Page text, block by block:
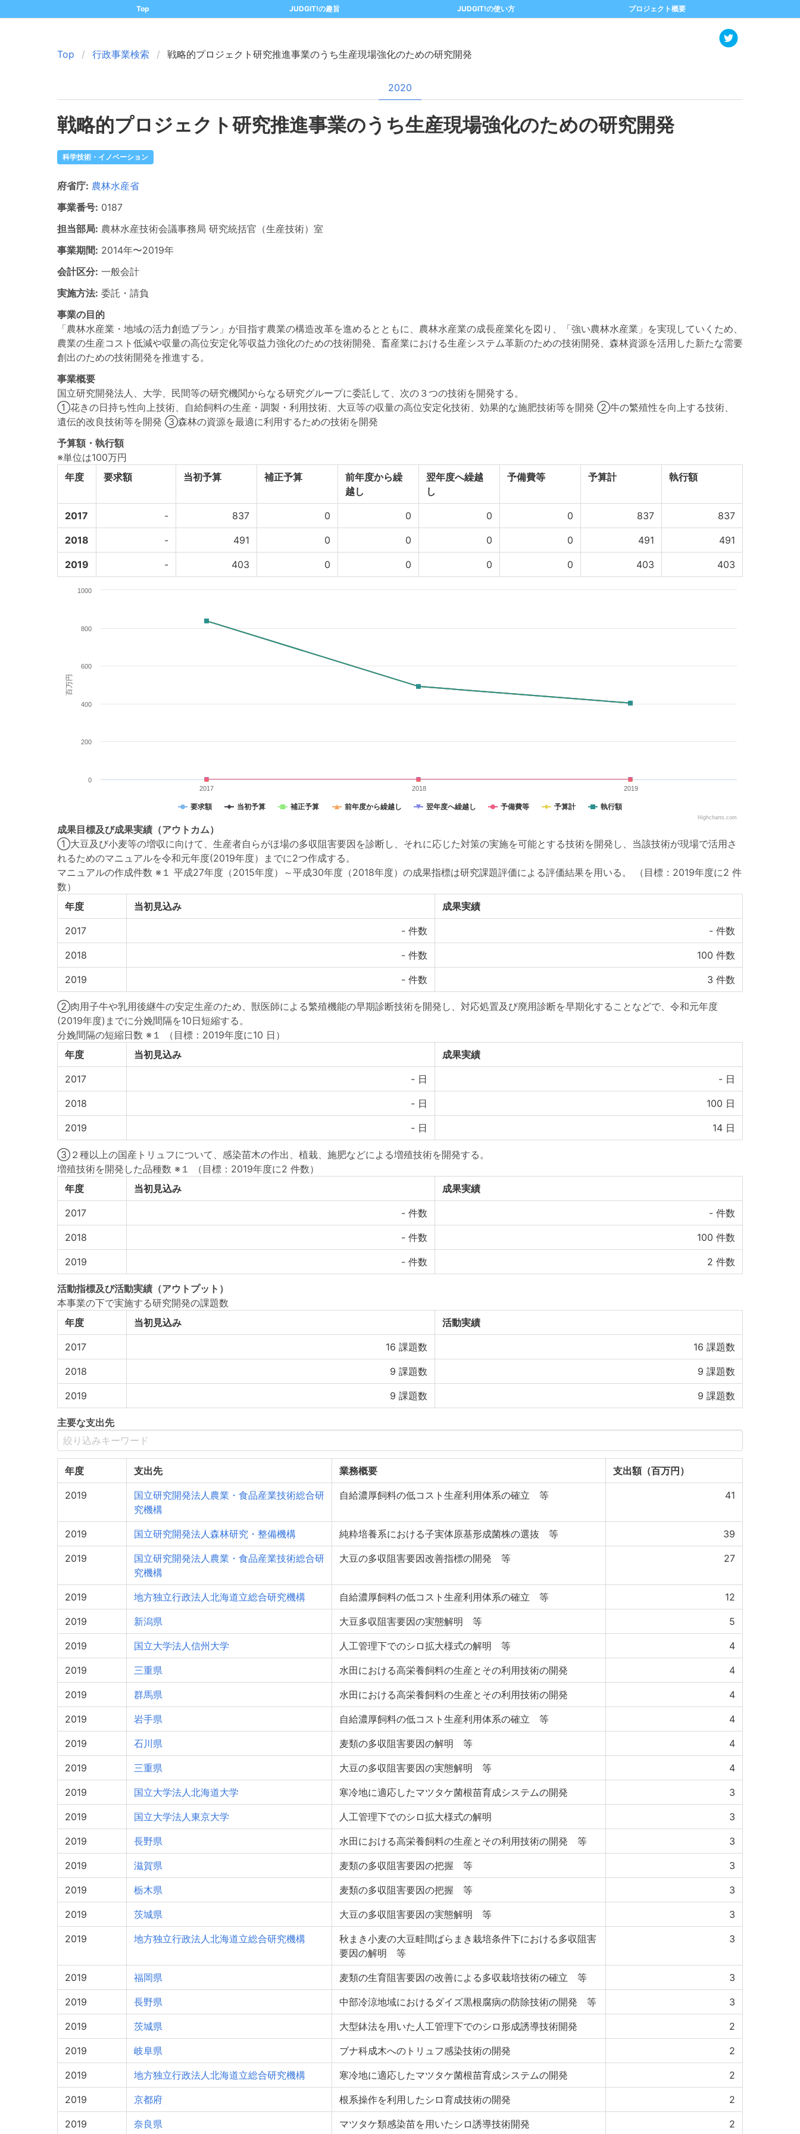
Top JUDGIT!の趣旨 JUDGIT!の使い方 プロジェクト概要
Top 行政事業検索 戦略的プロジェクト研究推進事業のうち生産現場強化のための研究開発
2020
戦略的プロジェクト研究推進事業のうち生産現場強化のための研究開発
科学技術・イノベーション
府省庁: 農林水産省
事業番号: 0187
担当部局: 農林水産技術会議事務局 研究統括官（生産技術）室
事業期間: 2014年〜2019年
会計区分: 一般会計
実施方法: 委託・請負
事業の目的
「農林水産業・地域の活力創造プラン」が目指す農業の構造改革を進めるとともに、農林水産業の成長産業化を図り、「強い農林水産業」を実現していくため、
農業の生産コスト低減や収量の高位安定化等収益力強化のための技術開発、畜産業における生産システム革新のための技術開発、森林資源を活用した新たな需要
創出のための技術開発を推進する。
事業概要
国立研究開発法人、大学、民間等の研究機関からなる研究グループに委託して、次の３つの技術を開発する。
①花きの日持ち性向上技術、自給飼料の生産・調製・利用技術、大豆等の収量の高位安定化技術、効果的な施肥技術等を開発 ②牛の繁殖性を向上する技術、
遺伝的改良技術等を開発 ③森林の資源を最適に利用するための技術を開発
予算額・執行額
※単位は100万円
年度
要求額 当初予算 補正予算
前年度から繰
越し
翌年度へ繰越
し
予備費等 予算計 執行額
2017 - 837 0 0 0 0 837 837
2018 - 491 0 0 0 0 491 491
2019 - 403 0 0 0 0 403 403
百万円
要求額 当初予算 補正予算 前年度から繰越し 翌年度へ繰越し 予備費等 予算計 執行額
2017 2018 2019
0
200
400
600
800
1000
Highcharts.com
成果目標及び成果実績 （アウトカム）
①大豆及び小麦等の増収に向けて、生産者自らがほ場の多収阻害要因を診断し、それに応じた対策の実施を可能とする技術を開発し、当該技術が現場で活用さ
れるためのマニュアルを令和元年度(2019年度）までに2つ作成する。
マニュアルの作成件数 ※１ 平成27年度（2015年度）～平成30年度（2018年度）の成果指標は研究課題評価による評価結果を用いる。
（目標：2019年度に2 件
数）
年度
当初見込み 成果実績
2017 - 件数 - 件数
2018 - 件数 100 件数
2019 - 件数 3 件数
②肉用子牛や乳用後継牛の安定生産のため、獣医師による繁殖機能の早期診断技術を開発し、対応処置及び廃用診断を早期化することなどで、令和元年度
(2019年度)までに分娩間隔を10日短縮する。
分娩間隔の短縮日数 ※１
（目標：2019年度に10 日）
年度
当初見込み 成果実績
2017 - 日 - 日
2018 - 日 100 日
2019 - 日 14 日
③２種以上の国産トリュフについて、感染苗木の作出、植栽、施肥などによる増殖技術を開発する。
増殖技術を開発した品種数 ※１
（目標：2019年度に2 件数）
年度
当初見込み 成果実績
2017 - 件数 - 件数
2018 - 件数 100 件数
2019 - 件数 2 件数
活動指標及び活動実績 （アウトプット）
本事業の下で実施する研究開発の課題数
年度
当初見込み 活動実績
2017 16 課題数 16 課題数
2018 9 課題数 9 課題数
2019 9 課題数 9 課題数
主要な支出先
年度 支出先 業務概要 支出額（百万円）
2019
国立研究開発法人農業・食品産業技術総合研
究機構
自給濃厚飼料の低コスト生産利用体系の確立 等 41
2019 国立研究開発法人森林研究・整備機構 純粋培養系における子実体原基形成菌株の選抜 等 39
2019
国立研究開発法人農業・食品産業技術総合研
究機構
大豆の多収阻害要因改善指標の開発 等 27
2019 地方独立行政法人北海道立総合研究機構 自給濃厚飼料の低コスト生産利用体系の確立 等 12
2019 新潟県 大豆多収阻害要因の実態解明 等 5
2019 国立大学法人信州大学 人工管理下でのシロ拡大様式の解明 等 4
2019 三重県 水田における高栄養飼料の生産とその利用技術の開発 4
2019 群馬県 水田における高栄養飼料の生産とその利用技術の開発 4
2019 岩手県 自給濃厚飼料の低コスト生産利用体系の確立 等 4
2019 石川県 麦類の多収阻害要因の解明 等 4
2019 三重県 大豆の多収阻害要因の実態解明 等 4
2019 国立大学法人北海道大学 寒冷地に適応したマツタケ菌根苗育成システムの開発 3
2019 国立大学法人東京大学 人工管理下でのシロ拡大様式の解明 3
2019 長野県 水田における高栄養飼料の生産とその利用技術の開発 等 3
2019 滋賀県 麦類の多収阻害要因の把握 等 3
2019 栃木県 麦類の多収阻害要因の把握 等 3
2019 茨城県 大豆の多収阻害要因の実態解明 等 3
2019 地方独立行政法人北海道立総合研究機構
秋まき小麦の大豆畦間ばらまき栽培条件下における多収阻害
要因の解明 等
3
2019 福岡県 麦類の生育阻害要因の改善による多収栽培技術の確立 等 3
2019 長野県 中部冷涼地域におけるダイズ黒根腐病の防除技術の開発 等 3
2019 茨城県 大型鉢法を用いた人工管理下でのシロ形成誘導技術開発 2
2019 岐阜県 ブナ科成木へのトリュフ感染技術の開発 2
2019 地方独立行政法人北海道立総合研究機構 寒冷地に適応したマツタケ菌根苗育成システムの開発 2
2019 京都府 根系操作を利用したシロ育成技術の開発 2
2019 奈良県 マツタケ類感染苗を用いたシロ誘導技術開発 2